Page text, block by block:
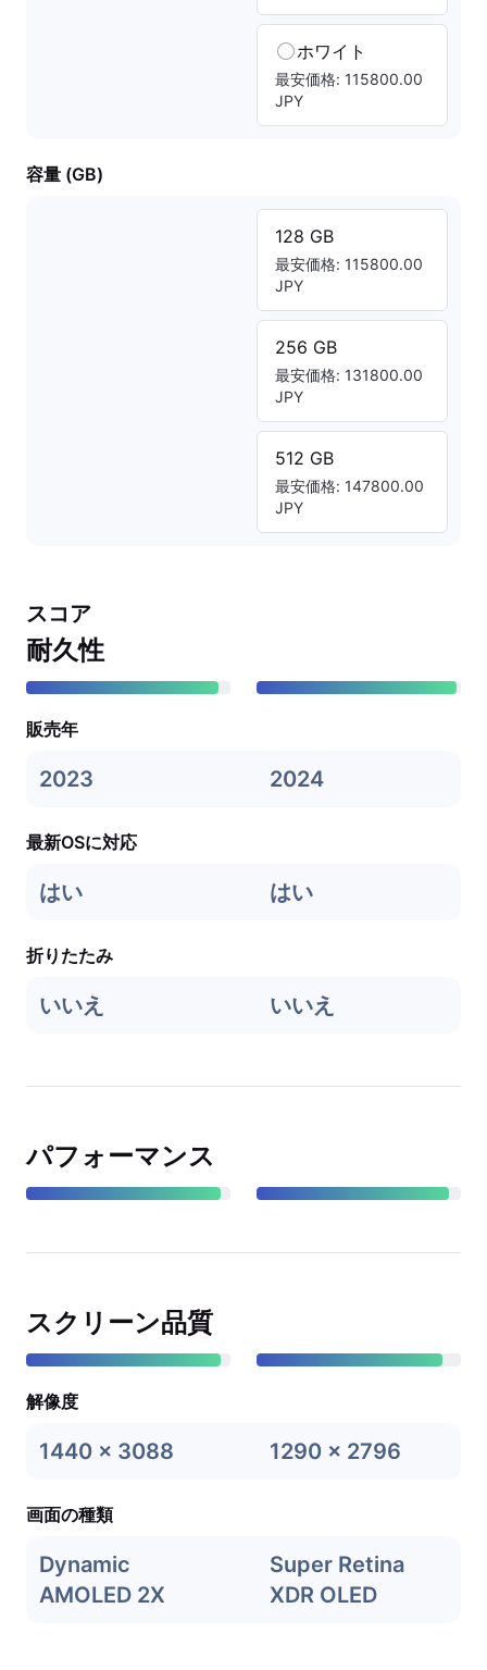
ホワイト
最安価格: 115800.00
JPY
容量 (GB)
128 GB
最安価格: 115800.00
JPY
256 GB
最安価格: 131800.00
JPY
512 GB
最安価格: 147800.00
JPY
スコア
耐久性
販売年
2023 2024
最新OSに対応
はい はい
折りたたみ
いいえ いいえ
パフォーマンス
スクリーン品質
解像度
1440 x 3088 1290 x 2796
画面の種類
Dynamic
AMOLED 2X
Super Retina
XDR OLED